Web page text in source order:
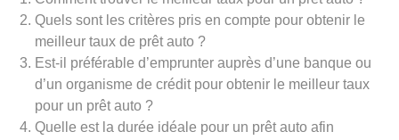
Quels sont les critères pris en compte pour obtenir le
meilleur taux de prêt auto ?
Est-il préférable d’emprunter auprès d’une banque ou
d’un organisme de crédit pour obtenir le meilleur taux
pour un prêt auto ?
Quelle est la durée idéale pour un prêt auto afin